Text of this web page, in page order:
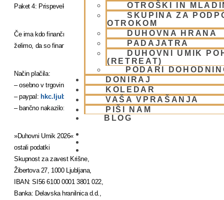
OTROŠKI IN
SKUPINA ZA
OTROKOM
DUHOVNA HRANA
PADAJATRA
DUHOVNI UMIK
(RETREAT)
PODARI
DONIRAJ
KOLEDAR
VAŠA VPRAŠANJA
PIŠI NAM
BLOG
Paket 4: Prispevek za dnevni paket BREZ namestitve – 25€
Če ima kdo finančno stisko, lahko prispevek poravna tudi na 2-3 obroke, ker
želimo, da so finance ovira za neudeležbo.
Način plačila:
– osebno v trgovini Atmarama (gotovina ali bančna kartica)
– paypal: hkc.ljubljana@gmail.com
– bančno nakazilo: SI56 6100 0001 3801 022, namen/sklic:
»Duhovni Umik 2026«
ostali podatki
Skupnost za zavest Krišne,
Žibertova 27, 1000 Ljubljana,
IBAN: SI56 6100 0001 3801 022,
Banka: Delavska hranilnica d.d.,